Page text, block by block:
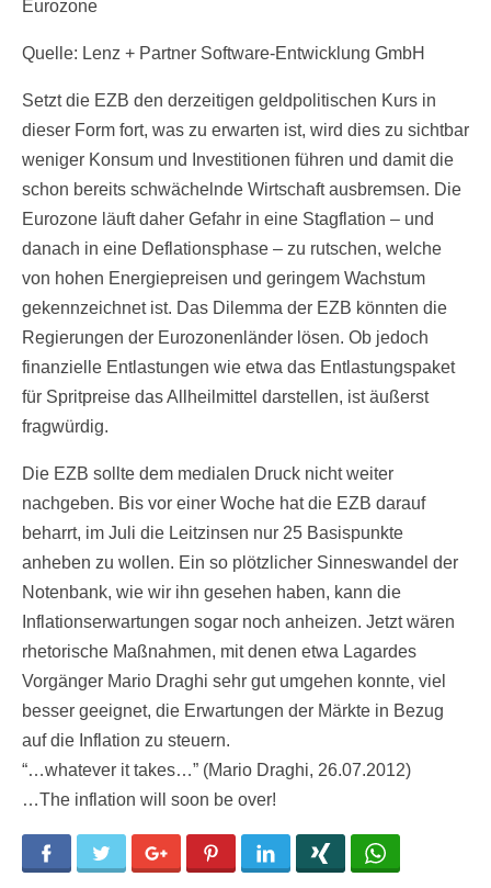
Eurozone
Quelle: Lenz + Partner Software-Entwicklung GmbH
Setzt die EZB den derzeitigen geldpolitischen Kurs in
dieser Form fort, was zu erwarten ist, wird dies zu sichtbar
weniger Konsum und Investitionen führen und damit die
schon bereits schwächelnde Wirtschaft ausbremsen. Die
Eurozone läuft daher Gefahr in eine Stagflation – und
danach in eine Deflationsphase – zu rutschen, welche
von hohen Energiepreisen und geringem Wachstum
gekennzeichnet ist. Das Dilemma der EZB könnten die
Regierungen der Eurozonenländer lösen. Ob jedoch
finanzielle Entlastungen wie etwa das Entlastungspaket
für Spritpreise das Allheilmittel darstellen, ist äußerst
fragwürdig.
Die EZB sollte dem medialen Druck nicht weiter
nachgeben. Bis vor einer Woche hat die EZB darauf
beharrt, im Juli die Leitzinsen nur 25 Basispunkte
anheben zu wollen. Ein so plötzlicher Sinneswandel der
Notenbank, wie wir ihn gesehen haben, kann die
Inflationserwartungen sogar noch anheizen. Jetzt wären
rhetorische Maßnahmen, mit denen etwa Lagardes
Vorgänger Mario Draghi sehr gut umgehen konnte, viel
besser geeignet, die Erwartungen der Märkte in Bezug
auf die Inflation zu steuern.
“…whatever it takes…” (Mario Draghi, 26.07.2012)
…The inflation will soon be over!
Facebook Twitter Google+ Pinterest LinkedIn